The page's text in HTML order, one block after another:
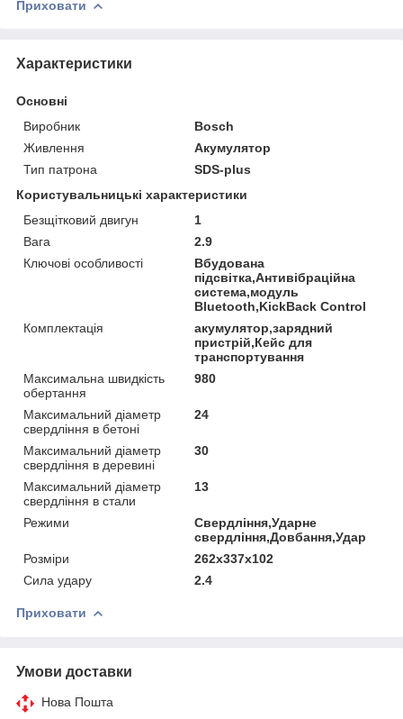
Приховати
Характеристики
Основні
Виробник
Bosch
Живлення
Акумулятор
Тип патрона
SDS-plus
Користувальницькі характеристики
Безщітковий двигун
1
Вага
2.9
Ключові особливості
Вбудована
підсвітка,Антивібраційна
система,модуль
Bluetooth,KickBack Control
Комплектація
акумулятор,зарядний
пристрій,Кейс для
транспортування
Максимальна швидкість
обертання
980
Максимальний діаметр
свердління в бетоні
24
Максимальний діаметр
свердління в деревині
30
Максимальний діаметр
свердління в стали
13
Режими
Свердління,Ударне
свердління,Довбання,Удар
Розміри
262x337x102
Сила удару
2.4
Приховати
Умови доставки
Нова Пошта